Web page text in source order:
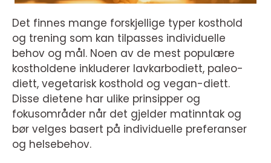
Det finnes mange forskjellige typer kosthold
og trening som kan tilpasses individuelle
behov og mål. Noen av de mest populære
kostholdene inkluderer lavkarbodiett, paleo-
diett, vegetarisk kosthold og vegan-diett.
Disse dietene har ulike prinsipper og
fokusområder når det gjelder matinntak og
bør velges basert på individuelle preferanser
og helsebehov.